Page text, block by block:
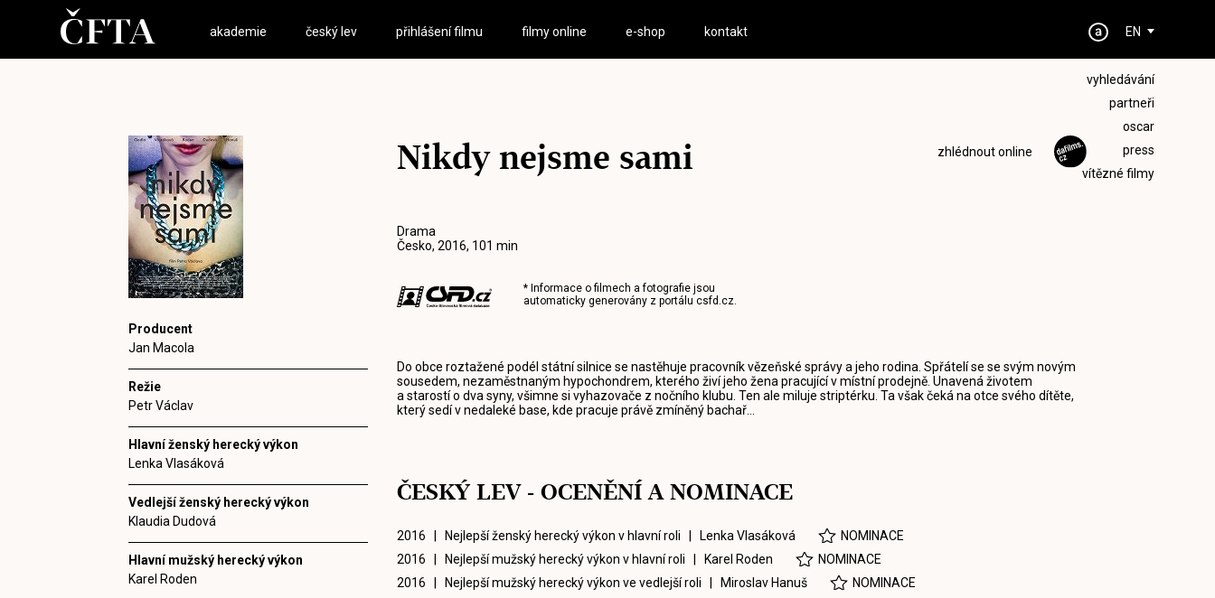
akademie český lev přihlášení filmu filmy online e-shop kontakt EN
vyhledávání
partneři
oscar
press
vítězné filmy
Producent
Jan Macola
Režie
Petr Václav
Hlavní ženský herecký výkon
Lenka Vlasáková
Vedlejší ženský herecký výkon
Klaudia Dudová
Hlavní mužský herecký výkon
Karel Roden
zhlédnout online
Nikdy nejsme sami
Drama
Česko, 2016, 101 min
* Informace o filmech a fotografie jsou
automaticky generovány z portálu csfd.cz.
Do obce roztažené podél státní silnice se nastěhuje pracovník vězeňské správy a jeho rodina. Spřátelí se se svým novým
sousedem, nezaměstnaným hypochondrem, kterého živí jeho žena pracující v místní prodejně. Unavená životem
a starostí o dva syny, všimne si vyhazovače z nočního klubu. Ten ale miluje striptérku. Ta však čeká na otce svého dítěte,
který sedí v nedaleké base, kde pracuje právě zmíněný bachař…
ČESKÝ LEV - OCENĚNÍ A NOMINACE
2016 | Nejlepší ženský herecký výkon v hlavní roli | Lenka Vlasáková
NOMINACE
2016 | Nejlepší mužský herecký výkon v hlavní roli |
Karel Roden
NOMINACE
2016 | Nejlepší mužský herecký výkon ve vedlejší roli |
Miroslav Hanuš
NOMINACE